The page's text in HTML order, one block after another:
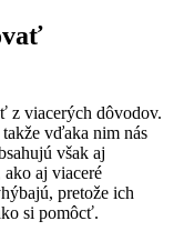
z viacerých dôvodov.
vďaka nim nás
však aj
aj viaceré
pretože ich
si pomôcť.